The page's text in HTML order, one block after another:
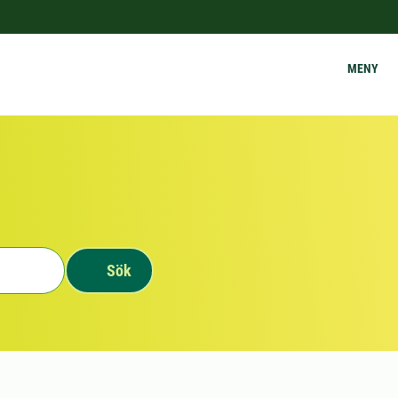
MENY
Sök